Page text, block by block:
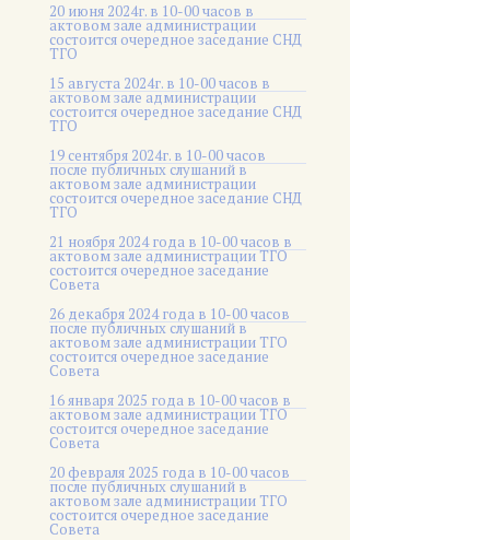
20 июня 2024г. в 10-00 часов в
актовом зале администрации
состоится очередное заседание СНД
ТГО
15 августа 2024г. в 10-00 часов в
актовом зале администрации
состоится очередное заседание СНД
ТГО
19 сентября 2024г. в 10-00 часов
после публичных слушаний в
актовом зале администрации
состоится очередное заседание СНД
ТГО
21 ноября 2024 года в 10-00 часов в
актовом зале администрации ТГО
состоится очередное заседание
Совета
26 декабря 2024 года в 10-00 часов
после публичных слушаний в
актовом зале администрации ТГО
состоится очередное заседание
Совета
16 января 2025 года в 10-00 часов в
актовом зале администрации ТГО
состоится очередное заседание
Совета
20 февраля 2025 года в 10-00 часов
после публичных слушаний в
актовом зале администрации ТГО
состоится очередное заседание
Совета